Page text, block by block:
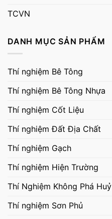
TCVN
DANH MỤC SẢN PHẨM
Thí nghiệm Bê Tông
Thí nghiệm Bê Tông Nhựa
Thí nghiệm Cốt Liệu
Thí nghiệm Đất Địa Chất
Thí nghiệm Gạch
Thí nghiệm Hiện Trường
Thí Nghiệm Không Phá Huỷ
Thí nghiệm Sơn Phủ